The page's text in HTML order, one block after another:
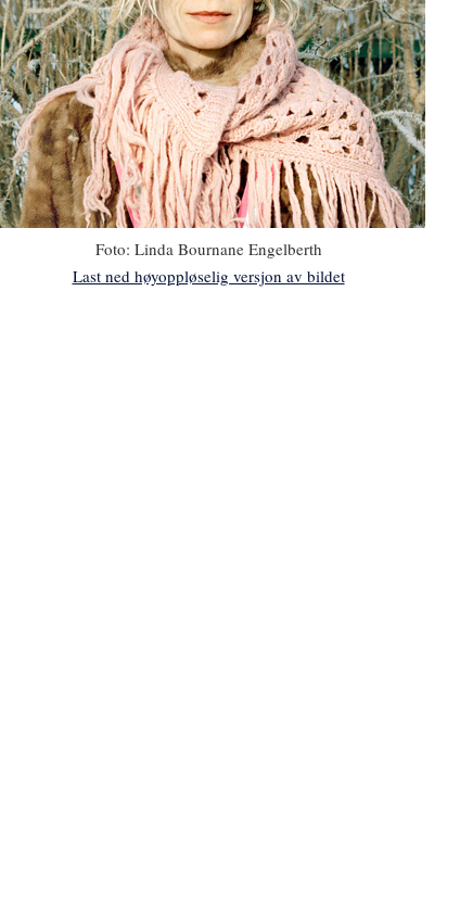
Foto: Linda Bournane Engelberth
Last ned høyoppløselig versjon av bildet